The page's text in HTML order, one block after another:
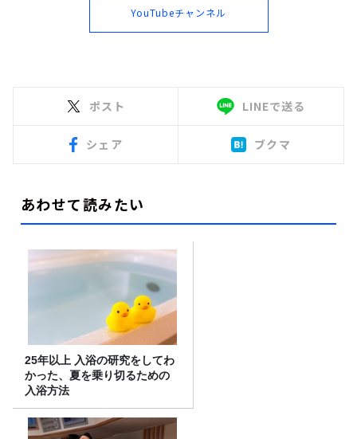
YouTubeチャンネル
ポスト LINEで送る
シェア ブクマ
あわせて読みたい
25年以上 入浴の研究をしてわ
かった、夏を乗り切るための
入浴方法